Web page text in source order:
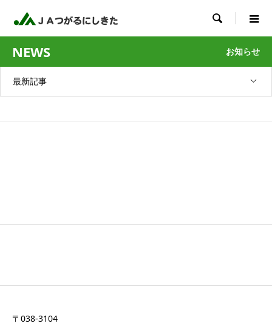

NEWS お知らせ
最新記事
〒038-3104